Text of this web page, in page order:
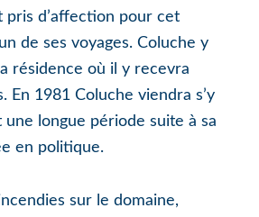
pris d’affection pour cet
de ses voyages. Coluche y
résidence où il y recevra
En 1981 Coluche viendra s’y
longue période suite à sa
en politique.
sur le domaine,